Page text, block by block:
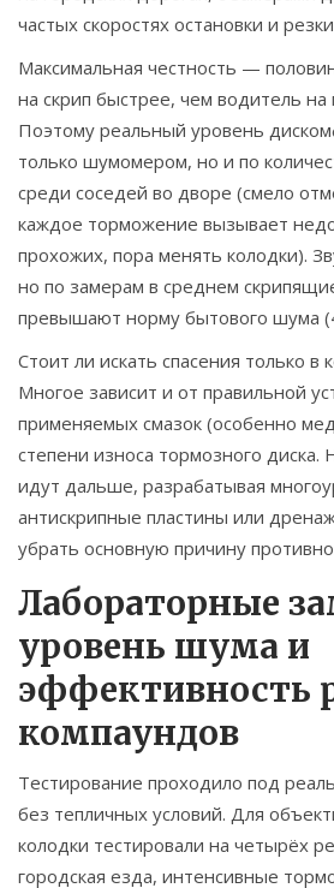
частых скоростях остановки и
Максимальная честность —
на скрип быстрее, чем водитель на
Поэтому реальный уровень
только шумомером, но и по
среди соседей во дворе (смело
каждое торможение вызывает
прохожих, пора менять колодки).
но по замерам в среднем
превышают норму бытового шума
Стоит ли искать спасения только в
Многое зависит и от правильной
применяемых смазок (особенно
степени износа тормозного
идут дальше, разрабатывая
антискрипные пластины или
убрать основную причину
Лабораторные
уровень шума и
эффективность
компаундов
Тестирование проходило под
без тепличных условий. Для
колодки тестировали на четырёх
городская езда, интенсивные